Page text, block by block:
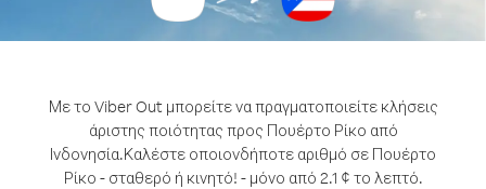
Με το Viber Out μπορείτε να πραγματοποιείτε κλήσεις
άριστης ποιότητας προς Πουέρτο Ρίκο από
Ινδονησία.Καλέστε οποιονδήποτε αριθμό σε Πουέρτο
Ρίκο - σταθερό ή κινητό! - μόνο από 2.1 ¢ το λεπτό.